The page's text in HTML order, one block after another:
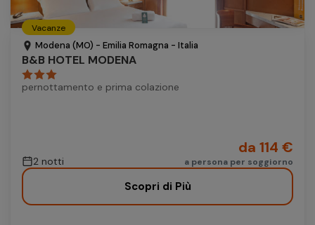
Autonoleggio
Parcheggio
Autonoleggio
Vacanze
Modena (MO) - Emilia Romagna - Italia
B&B HOTEL MODENA
pernottamento e prima colazione
2 notti
da 114 €
a persona per soggiorno
Scopri di Più